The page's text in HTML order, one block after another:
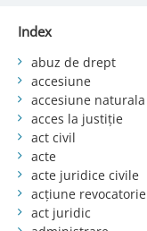
Index
abuz de drept
accesiune
accesiune naturala
acces la justiție
act civil
acte
acte juridice civile
acțiune revocatorie
act juridic